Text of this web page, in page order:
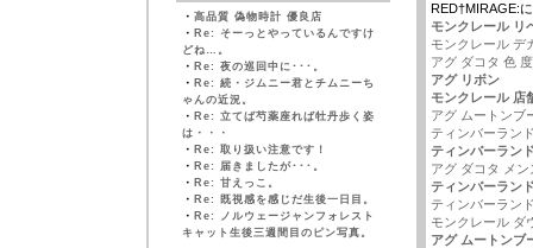
・ 高品質 偽物時計 優良店
・ Re: そーっとやっているんですけ
どね…。
・ Re: 夜の巡回中に･･･。
・ Re: 続・ジムニー君とチムニーち
ゃんの近況。
・ Re: 立てば芍薬座れば牡丹歩く姿
は・・・
・ Re: 取り扱い注意です！
・ Re: 届きましたが･･･。
・ Re: 甘えっこ。
・ Re: 既視感を感じだ生後一日目。
・ Re: ノルウェージャンフォレスト
キャット生後三週間目のピン写真。
RED†MIRAGE:
モンクレール リ
モンクレール デ
アグ ダコタ 色 度
アグ リボン
モンクレール 店
アグ ムートンブ
ティンバーラン
ティンバーラン
アグ ダコタ メン
ティンバーラン
ティンバーラン
モンクレール ダ
アグ ムートンブ